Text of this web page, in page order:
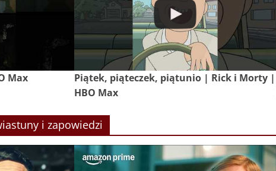
Max
Piątek, piąteczek, piątunio | Rick i Morty |
HBO Max
i zapowiedzi